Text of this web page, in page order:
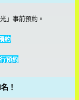
」事前預約。
約
預約
！